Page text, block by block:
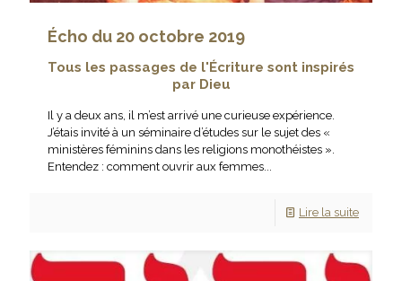
Écho du 20 octobre 2019
Tous les passages de l'Écriture sont inspirés
par Dieu
Il y a deux ans, il m’est arrivé une curieuse expérience.
J’étais invité à un séminaire d’études sur le sujet des «
ministères féminins dans les religions monothéistes ».
Entendez : comment ouvrir aux femmes...
Lire la suite